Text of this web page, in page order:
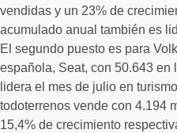
vendidas y un 23% de
acumulado anual también es
El segundo puesto es para
española, Seat, con 50.643
lidera el mes de julio en
todoterrenos vende con 4.194
15,4% de crecimiento